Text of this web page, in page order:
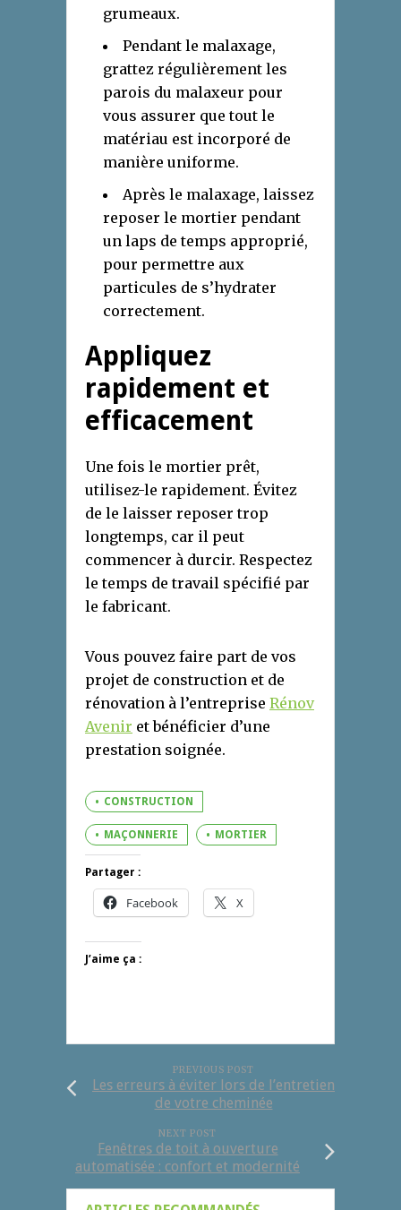
grumeaux.
Pendant le malaxage,
grattez régulièrement les
parois du malaxeur pour
vous assurer que tout le
matériau est incorporé de
manière uniforme.
Après le malaxage, laissez
reposer le mortier pendant
un laps de temps approprié,
pour permettre aux
particules de s’hydrater
correctement.
Appliquez
rapidement et
efficacement
Une fois le mortier prêt,
utilisez-le rapidement. Évitez
de le laisser reposer trop
longtemps, car il peut
commencer à durcir. Respectez
le temps de travail spécifié par
le fabricant.
Vous pouvez faire part de vos
projet de construction et de
rénovation à l’entreprise Rénov
Avenir et bénéficier d’une
prestation soignée.
CONSTRUCTION
MAÇONNERIE MORTIER
Partager :
Facebook X
J’aime ça :
PREVIOUS POST
Les erreurs à éviter lors de l’entretien
de votre cheminée
NEXT POST
Fenêtres de toit à ouverture
automatisée : confort et modernité